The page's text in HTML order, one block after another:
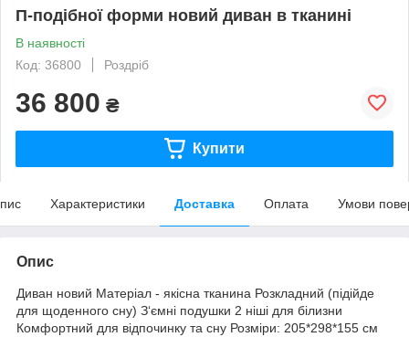
П-подібної форми новий диван в тканині
В наявності
Код: 36800
Роздріб
36 800 ₴
Купити
Характеристики Доставка Оплата Умови
Опис
Диван новий Матеріал - якісна тканина Розкладний (підійде
для щоденного сну) З‘ємні подушки 2 ніші для білизни
Комфортний для відпочинку та сну Розміри: 205*298*155 см